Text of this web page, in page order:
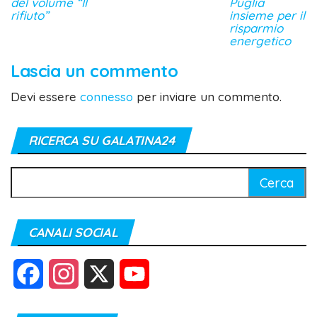
rifiuto”
insieme per il
risparmio
energetico
Lascia un commento
Devi essere connesso per inviare un commento.
RICERCA SU GALATINA24
per:
CANALI SOCIAL